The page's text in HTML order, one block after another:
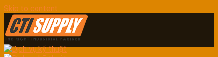
Skip to content